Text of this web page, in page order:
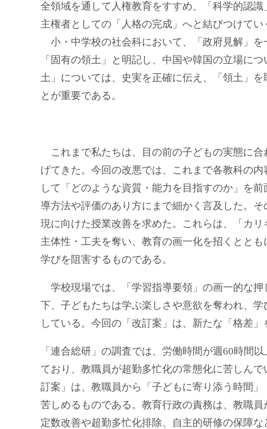
全領域を通して人権教育をすすめ、「科学的認
主権者としての「人格の完成」へと結びつけて
小・中学校の社会科において、「政府見解」
「固有の領土」と明記し、中国や韓国の立場に
土」については、史実を正確に伝え、「領土」
とが重要である。
これまで私たちは、目の前の子どもの実態に
げてきた。今回の改悪では、これまで各教科の
して「どのような資質・能力を目指すのか」を
導方法や評価のあり方にまで細かく言及した。
現に向けた授業改善を求めた。これらは、「カ
主体性・工夫を奪い、教育の画一化を招くとと
学びを阻害するものである。
学校現場では、「学習指導要領」の画一的な
下、子どもたちは学ぶ楽しさや意欲を奪われ、
している。今回の「改訂案」は、新たな「格差
「連合総研」の調査では、労働時間が週60時間
ており、教職員が超勤多忙化の常態化に苦しん
訂案」は、教職員から「子どもに寄り添う時間
苦しめるものである。教育行政の責務は、教職
定数改善や超勤多忙化排除、自主的研修の保障